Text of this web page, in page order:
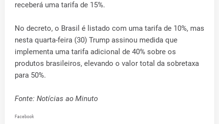
receberá uma tarifa de 15%.
No decreto, o Brasil é listado com uma tarifa de 10%, mas
nesta quarta-feira (30) Trump assinou medida que
implementa uma tarifa adicional de 40% sobre os
produtos brasileiros, elevando o valor total da sobretaxa
para 50%.
Fonte: Notícias ao Minuto
Facebook